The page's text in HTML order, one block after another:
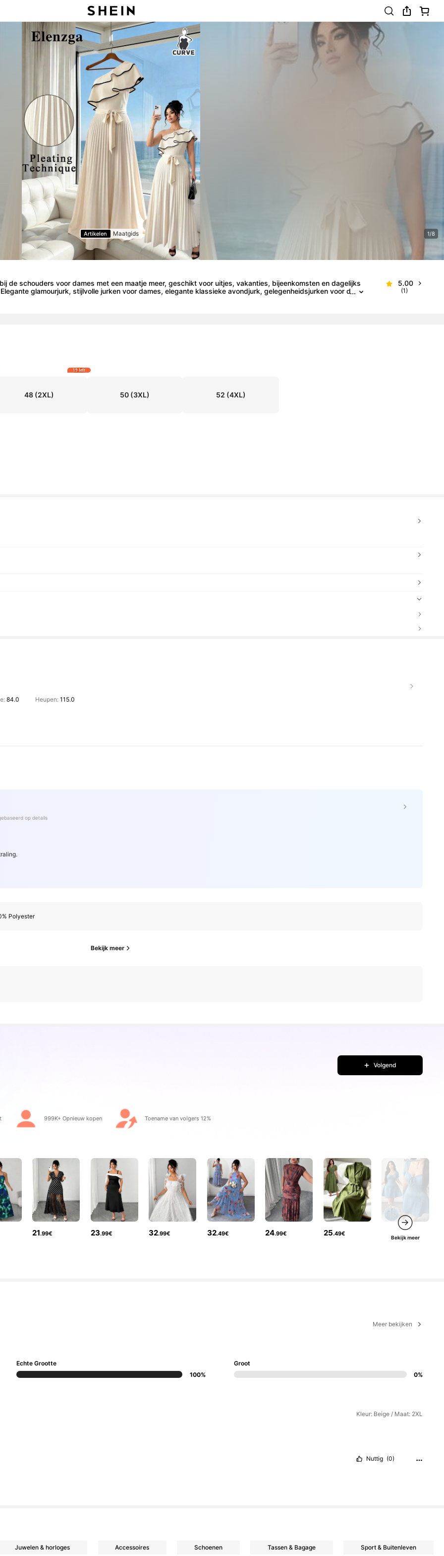
Artikelen Maatgids 1/8
de schouders voor dames met een maatje meer, geschikt voor uitjes, vakanties, bijeenkomsten en dagelijks
glamourjurk, stijlvolle jurken voor dames, elegante klassieke avondjurk, gelegenheidsjurken voor d
5.00
(1)
48(2XL)
19 left
50 (3XL) 52 (4XL)
84.0 Heupen: 115.0
op details
Polyester
Bekijk meer
Volgend
999K+ Opnieuw kopen Toename van volgers 12%
21.99€ 23.99€ 32.99€ 32.49€ 24.99€ 25.49€
Bekijk meer
Meer bekijken
Echte Grootte
100%
Groot
0%
Kleur: Beige / Maat: 2XL
Nuttig (0)
Juwelen & horloges Accessoires Schoenen Tassen & Bagage Sport & Buitenleven